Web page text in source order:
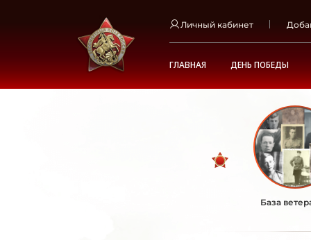
Личный кабинет
ГЛАВНАЯ ДЕНЬ ПОБЕДЫ
База